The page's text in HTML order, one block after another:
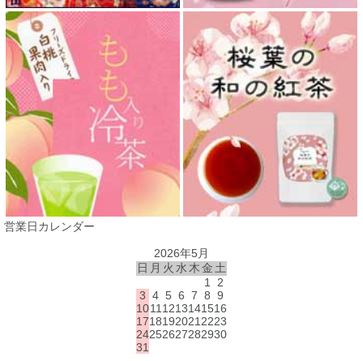
営業日カレンダー
2026年5月
日 月 火 水 木金 土
1
2
3 4 5 6 7 8 9
1011 1213141516
1718192021 2223
24252627282930
31